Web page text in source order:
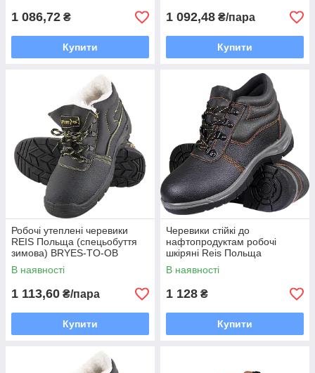
1 086,72 ₴
Купити
1 092,48 ₴/пара
Купити
Робочі утеплені черевики
REIS Польща (спецьобуття
зимова) BRYES-TO-OB
В наявності
1 113,60 ₴/пара
Купити
Черевики стійкі до
нафтопродуктам робочі
шкіряні Reis Польща
(спецвзуття) BROPTIREIS
В наявності
1 128 ₴
Купити